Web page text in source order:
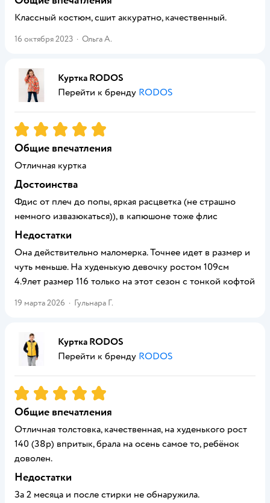
Классный костюм, сшит аккуратно, качественный.
16 октября 2023 · Ольга А.
Куртка RODOS
Перейти к бренду RODOS
Рейтинг:5
Общие впечатления
Отличная куртка
Достоинства
Фдис от плеч до попы, яркая расцветка (не страшно
немного извазюкаться)), в капюшоне тоже флис
Недостатки
Она действительно маломерка. Точнее идет в размер и
чуть меньше. На худенькую девочку ростом 109см
4.9лет размер 116 только на этот сезон с тонкой кофтой
19 марта 2026 · Гульнара Г.
Куртка RODOS
Перейти к бренду RODOS
Рейтинг:5
Общие впечатления
Отличная толстовка, качественная, на худенького рост
140 (38р) впритык, брала на осень самое то, ребёнок
доволен.
Недостатки
За 2 месяца и после стирки не обнаружила.